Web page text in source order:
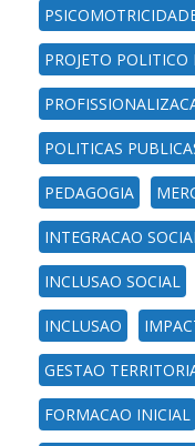
PROJETO POLITICO
POLITICAS
PEDAGOGIA
INTEGRACAO
INCLUSAO SOCIAL
INCLUSAO
GESTAO
FORMACAO INICIAL